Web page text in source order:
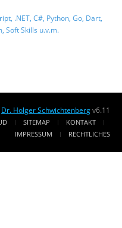
.NET, C#, Python, Go, Dart,
Soft Skills u.v.m.
Dr. Holger Schwichtenbergv6.11
SITEMAP
KONTAKT
IMPRESSUM
RECHTLICHES